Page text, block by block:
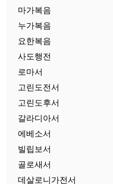
마가복음
누가복음
요한복음
사도행전
로마서
고린도전서
고린도후서
갈라디아서
에베소서
빌립보서
골로새서
데살로니가전서